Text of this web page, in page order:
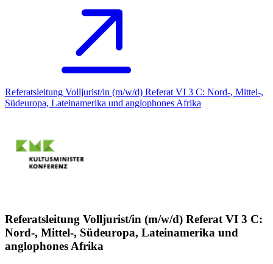
Referatsleitung Volljurist/in (m/w/d) Referat VI 3 C: Nord-, Mittel-,
Südeuropa, Lateinamerika und anglophones Afrika
Referatsleitung Volljurist/in (m/w/d) Referat VI 3 C:
Nord-, Mittel-, Südeuropa, Lateinamerika und
anglophones Afrika